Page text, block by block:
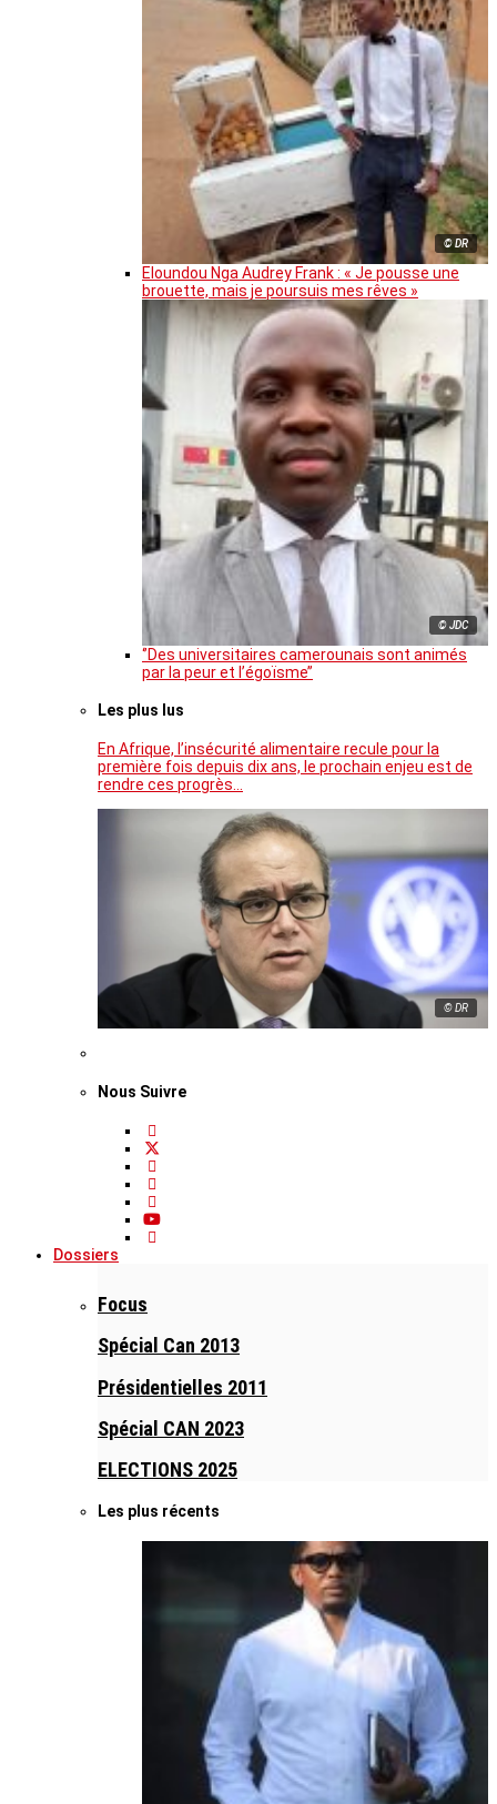
© DR
Eloundou Nga Audrey Frank : « Je pousse une
brouette, mais je poursuis mes rêves »
© JDC
‘’Des universitaires camerounais sont animés
par la peur et l’égoïsme’’
Les plus lus
En Afrique, l’insécurité alimentaire recule pour la
première fois depuis dix ans, le prochain enjeu est de
rendre ces progrès…
© DR
Nous Suivre
Dossiers
Focus
Spécial Can 2013
Présidentielles 2011
Spécial CAN 2023
ELECTIONS 2025
Les plus récents